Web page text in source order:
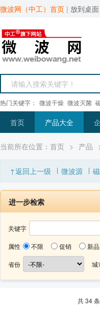
微波网（中工）首页 | 放到桌面
热门关键字： 微波干燥 微波灭菌
首页 产品大全
当前所在位置： 首页 > 产品
↑返回上一级 微波源
进一步检索
关键字
属性 不限 促销 新品
省份 城
共 34 条